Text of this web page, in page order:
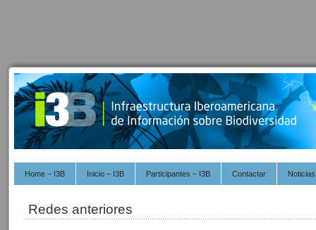
Home – I3B Inicio – I3B Participantes – I3B Contactar Noticias
Redes anteriores